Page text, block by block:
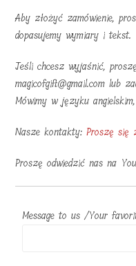
Aby złożyć zamówienie,
dopasujemy wymiary i tekst.
Jeśli chcesz wyjaśnić,
magicofgift@gmail.com lub
Mówimy w języku
Nasze kontakty:Proszę się
Proszę odwiedzić nas na
Message to us /Your